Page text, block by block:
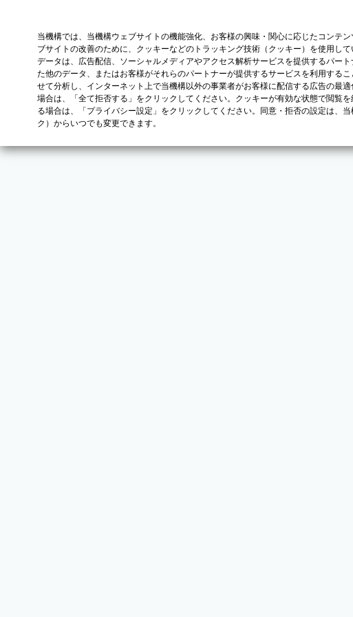
当機構では、当機構ウェブサイトの機能強化、お客様の興味・関心に応じたコンテ
ブサイトの改善のために、クッキーなどのトラッキング技術（クッキー）を使用し
データは、広告配信、ソーシャルメディアやアクセス解析サービスを提供するパー
た他のデータ、またはお客様がそれらのパートナーが提供するサービスを利用する
せて分析し、インターネット上で当機構以外の事業者がお客様に配信する広告の最
場合は、「全て拒否する」をクリックしてください。クッキーが有効な状態で閲覧
る場合は、「プライバシー設定」をクリックしてください。同意・拒否の設定は、当
ク）からいつでも変更できます。